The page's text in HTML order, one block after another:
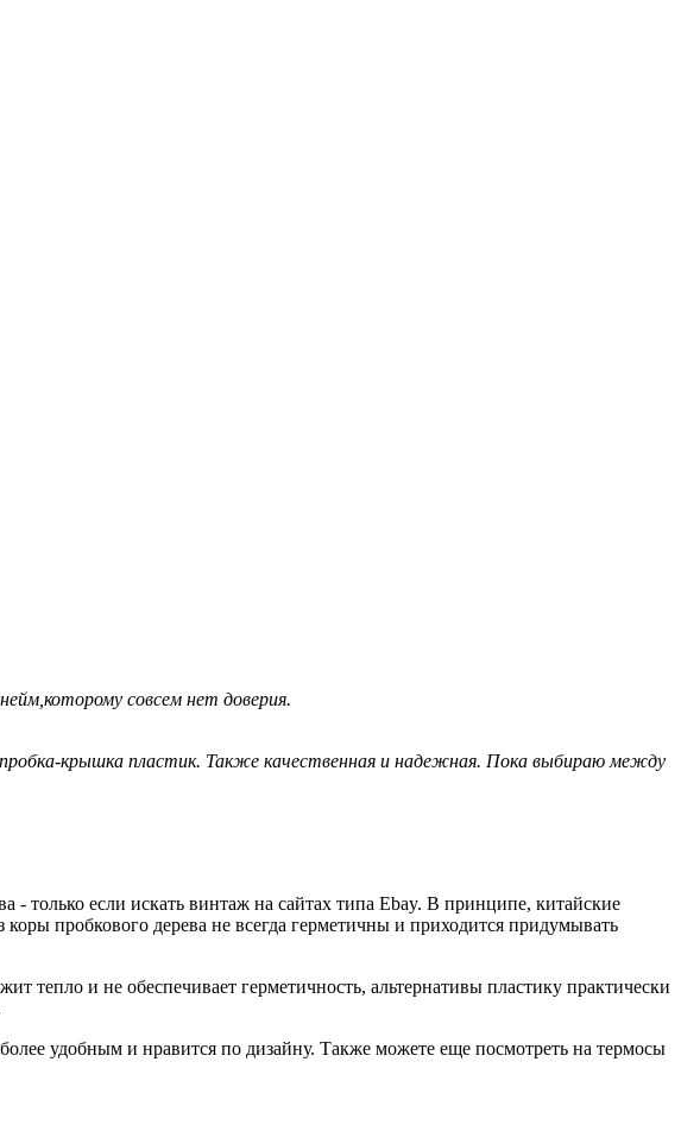
совсем нет доверия.
крышка пластик. Также качественная и надежная. Пока выбираю между
только если искать винтаж на сайтах типа Ebay. В принципе, китайские
пробкового дерева не всегда герметичны и приходится придумывать
тепло и не обеспечивает герметичность, альтернативы пластику практически
удобным и нравится по дизайну. Также можете еще посмотреть на термосы